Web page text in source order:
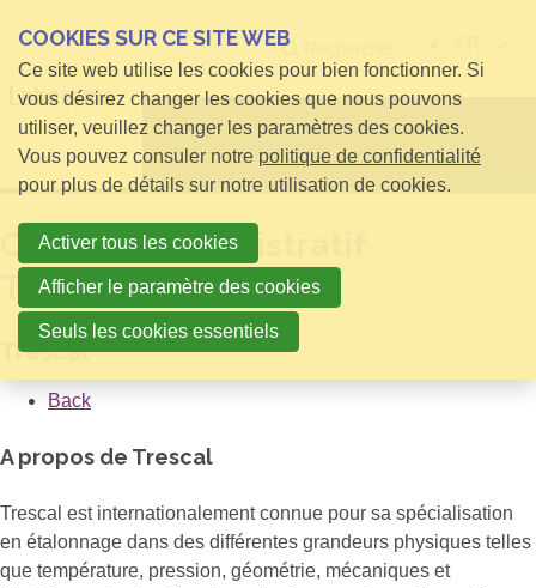
Open menu
Commis Administratif
Technique
Trescal
Back
A propos de Trescal
Trescal est internationalement connue pour sa spécialisation
en étalonnage dans des différentes grandeurs physiques telles
que température, pression, géométrie, mécaniques et
COOKIES SUR CE SITE WEB
Ce site web utilise les cookies pour bien fonctionner. Si
vous désirez changer les cookies que nous pouvons
utiliser, veuillez changer les paramètres des cookies.
Vous pouvez consuler notre politique de confidentialité
pour plus de détails sur notre utilisation de cookies.
Activer tous les cookies
Afficher le paramètre des cookies
Seuls les cookies essentiels